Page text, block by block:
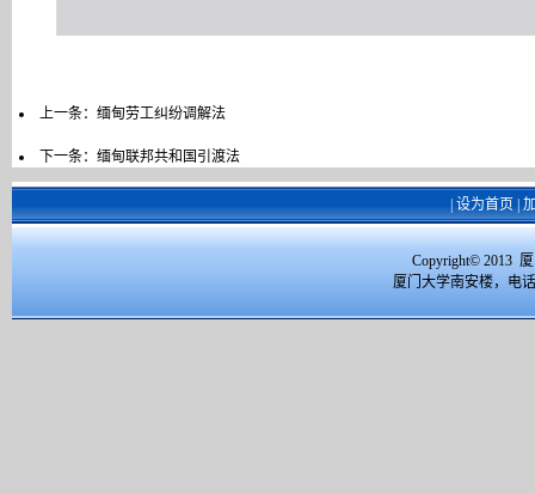
上一条： 缅甸劳工纠纷调解法
下一条： 缅甸联邦共和国引渡法
设为首页
Copyright© 2013
厦门大学南安楼，电